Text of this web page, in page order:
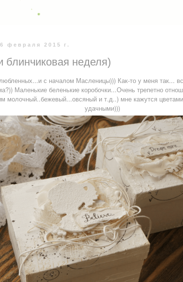
февраля 2015 г.
блинчиковая неделя)
с началом Масленицы))) Как-то у меня так...
Маленькие беленькие коробочки...Очень трепетно
молочный..бежевый...овсяный и т.д..) мне кажутся
удачными)))